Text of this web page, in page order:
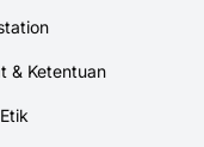
& Ketentuan